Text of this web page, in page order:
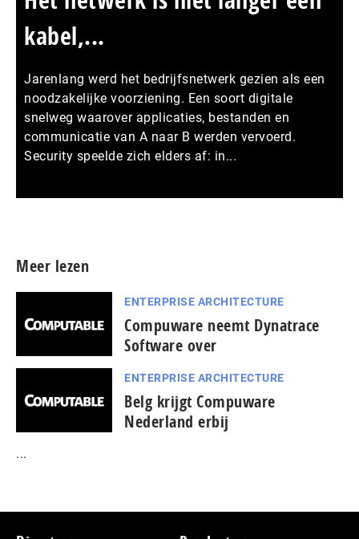
kabel,...
Jarenlang werd het bedrijfsnetwerk gezien als een
noodzakelijke voorziening. Een soort digitale
snelweg waarover applicaties, bestanden en
communicatie van A naar B werden vervoerd.
Security speelde zich elders af: in...
Meer lezen
ENTERPRISE ARCHITECTURE
Compuware neemt Dynatrace
Software over
ENTERPRISE ARCHITECTURE
Belg krijgt Compuware
Nederland erbij
...